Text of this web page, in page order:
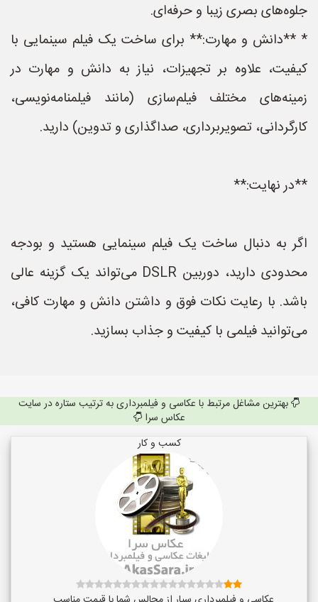
جلوه‌های بصری زیبا و حرفه‌ای.
* **دانش و مهارت:** برای ساخت یک فیلم سینمایی با
کیفیت، علاوه بر تجهیزات، نیاز به دانش و مهارت در
زمینه‌های مختلف فیلم‌سازی (مانند فیلمنامه‌نویسی،
کارگردانی، تصویربرداری، صداگذاری و تدوین) دارید.
**در نهایت:**
اگر به دنبال ساخت یک فیلم سینمایی هستید و بودجه
محدودی دارید، دوربین DSLR می‌تواند یک گزینه عالی
باشد. با رعایت نکات فوق و داشتن دانش و مهارت کافی،
می‌توانید فیلمی با کیفیت و جذاب بسازید.
بهترین مشاغل مرتبط با عکاسی و فیلمبرداری به ترتیب ستاره در سایت
عکاس سرا
کسب و کار